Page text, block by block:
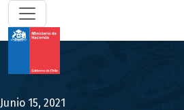
Junio 15, 2021